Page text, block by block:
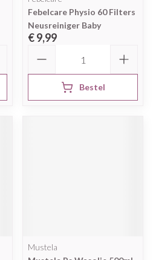
Febelcare Physio 60 Filters
Neusreiniger Baby
€ 9,99
Bestel
Mustela